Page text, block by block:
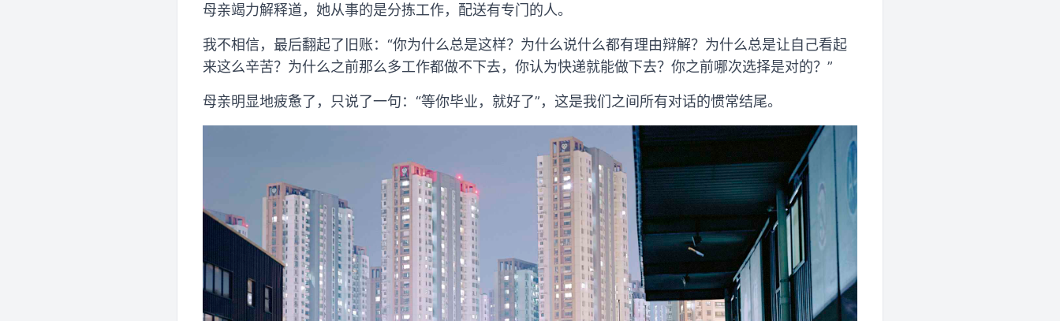
母亲竭力解释道，她从事的是分拣工作，配送有专门的人。
我不相信，最后翻起了旧账：“你为什么总是这样？为什么说什么都有理由辩解？为什么总是让自己看起
来这么辛苦？为什么之前那么多工作都做不下去，你认为快递就能做下去？你之前哪次选择是对的？”
母亲明显地疲惫了，只说了一句：“等你毕业，就好了”，这是我们之间所有对话的惯常结尾。